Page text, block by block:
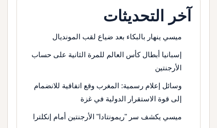
آخر التحديثات
ميسي ينهار بالبكاء بعد ضياع لقب المونديال
إسبانيا أبطال كأس العالم للمرة الثانية على حساب
الأرجنتين
وسائل إعلام رسمية: المغرب وقع اتفاقية للانضمام
إلى قوة الاستقرار الدولية في غزة
ميسي يكشف سر "ريمونتادا" الأرجنتين أمام إنكلترا